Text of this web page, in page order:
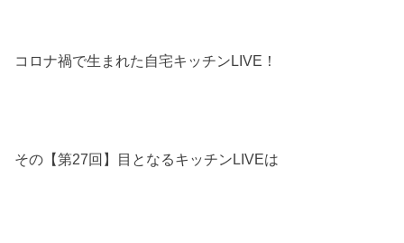
コロナ禍で生まれた自宅キッチンLIVE！
その【第27回】目となるキッチンLIVEは